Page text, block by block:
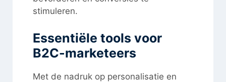
stimuleren.
Essentiële tools voor
B2C-marketeers
Met de nadruk op personalisatie en